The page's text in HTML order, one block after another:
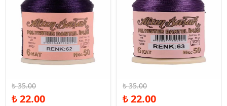
₺ 35.00
₺ 22.00
₺ 35.00
₺ 22.00